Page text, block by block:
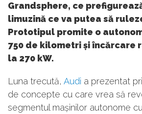
Grandsphere, ce
limuzină ce va putea să
Prototipul promite o
750 de kilometri și încărcare
la 270 kW.
Luna trecută, Audi a prezentat
de concepte cu care vrea să
segmentul mașinilor autonome